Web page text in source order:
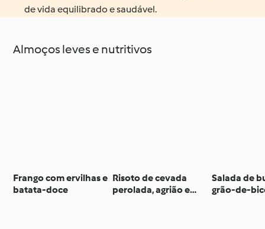
de vida equilibrado e saudável.
Almoços leves e nutritivos
Frango com ervilhas e
batata-doce
Risoto de cevada
perolada, agrião e
Salada de
grão-de-